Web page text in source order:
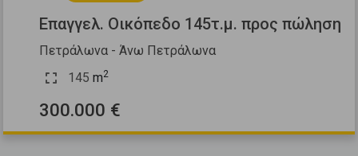
Επαγγελ. Οικόπεδο 145τ.μ. προς πώληση
Πετράλωνα - Άνω Πετράλωνα
145 m2
300.000 €